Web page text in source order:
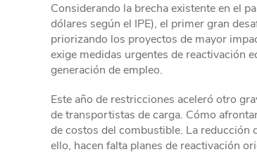
Considerando la brecha existente en el
dólares según el IPE), el primer gran
priorizando los proyectos de mayor
exige medidas urgentes de reactivación
generación de empleo.
Este año de restricciones aceleró otro
de transportistas de carga. Cómo
de costos del combustible. La reducción
ello, hacen falta planes de reactivación